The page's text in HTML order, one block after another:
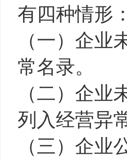
有四种情形：
（一）企
常名录。
（二）企
列入经营异
（三）企